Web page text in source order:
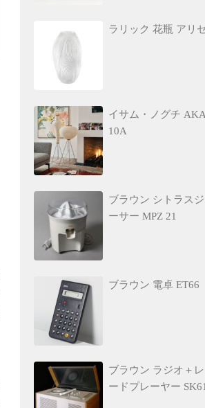
ラリック 花瓶 アリ
イサム・ノグチ
10A
ブラウン シトラスジ
ーサー MPZ 21
ブラウン 電卓 ET66
ブラウン ラジオ＋レ
ードプレーヤー